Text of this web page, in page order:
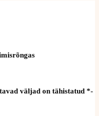
väljad on tähistatud *-